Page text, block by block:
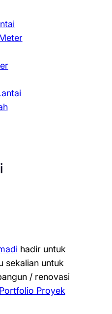
hadir untuk
sekalian untuk
/ renovasi
Portfolio Proyek